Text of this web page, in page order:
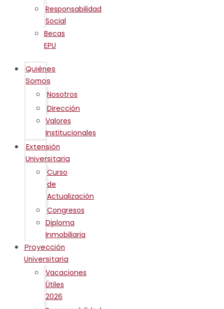
Responsabilidad
Social
Becas
EPU
Quiénes
Somos
Nosotros
Dirección
Valores
Institucionales
Extensión
Universitaria
Curso
de
Actualización
Congresos
Diploma
Inmobiliaria
Proyección
Universitaria
Vacaciones
Útiles
2026